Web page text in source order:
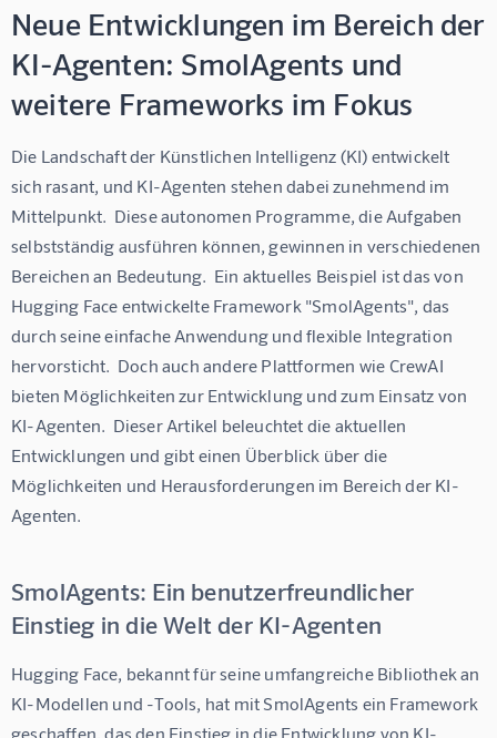
Neue Entwicklungen im Bereich der
KI-Agenten: SmolAgents und
weitere Frameworks im Fokus
Die Landschaft der Künstlichen Intelligenz (KI) entwickelt
sich rasant, und KI-Agenten stehen dabei zunehmend im
Mittelpunkt.  Diese autonomen Programme, die Aufgaben
selbstständig ausführen können, gewinnen in verschiedenen
Bereichen an Bedeutung.  Ein aktuelles Beispiel ist das von
Hugging Face entwickelte Framework "SmolAgents", das
durch seine einfache Anwendung und flexible Integration
hervorsticht.  Doch auch andere Plattformen wie CrewAI
bieten Möglichkeiten zur Entwicklung und zum Einsatz von
KI-Agenten.  Dieser Artikel beleuchtet die aktuellen
Entwicklungen und gibt einen Überblick über die
Möglichkeiten und Herausforderungen im Bereich der KI-
Agenten.
SmolAgents: Ein benutzerfreundlicher
Einstieg in die Welt der KI-Agenten
Hugging Face, bekannt für seine umfangreiche Bibliothek an
KI-Modellen und -Tools, hat mit SmolAgents ein Framework
geschaffen, das den Einstieg in die Entwicklung von KI-